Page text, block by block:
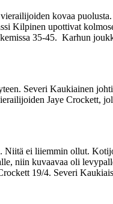
kovaa
Kilpinen upottivat
35-45. Karhun
Severi Kaukiainen
Jaye Crockett,
Niitä ei liiemmin ollut.
niin kuvaavaa oli
19/4. Severi